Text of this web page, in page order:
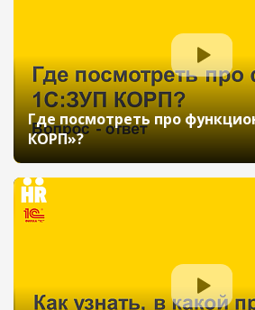
Где посмотреть про
КОРП»?